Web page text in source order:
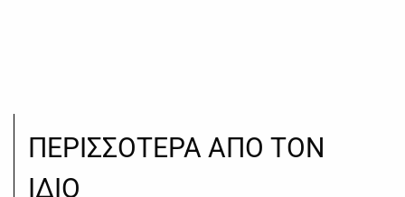
ΠΕΡΙΣΣΟΤΕΡΑ ΑΠΟ ΤΟΝ
ΙΔΙΟ